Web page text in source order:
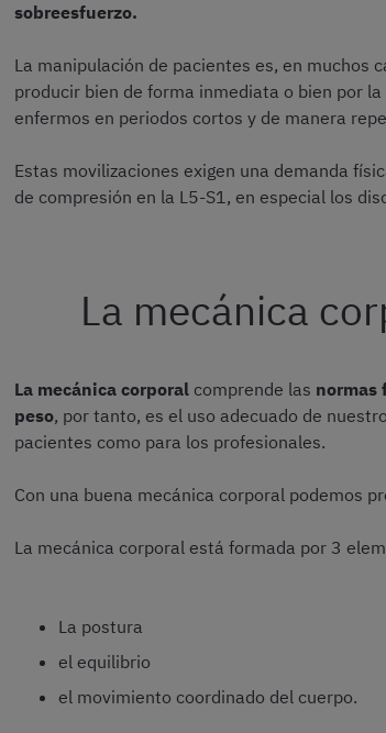
sobreesfuerzo.
La manipulación de pacientes es, en muchos
producir bien de forma inmediata o bien por
enfermos en periodos cortos y de manera
Estas movilizaciones exigen una demanda
de compresión en la L5-S1, en especial los
La mecánica
La mecánica corporal comprende las normas
peso, por tanto, es el uso adecuado de
pacientes como para los profesionales.
Con una buena mecánica corporal podemos
La mecánica corporal está formada por 3
La postura
el equilibrio
el movimiento coordinado del cuerpo.